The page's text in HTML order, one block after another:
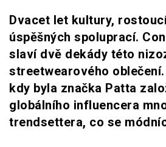
Dvacet let kultury,
úspěšných spoluprací.
slaví dvě dekády této
streetwearového
kdy byla značka Patta
globálního influencera
trendsettera, co se